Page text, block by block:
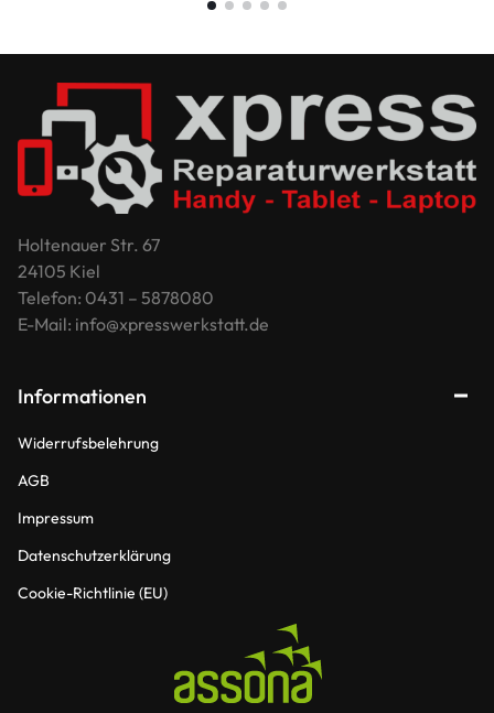
Holtenauer Str. 67
24105 Kiel
Telefon: 0431 – 5878080
E-Mail: info@xpresswerkstatt.de
Informationen
Widerrufsbelehrung
AGB
Impressum
Datenschutzerklärung
Cookie-Richtlinie (EU)